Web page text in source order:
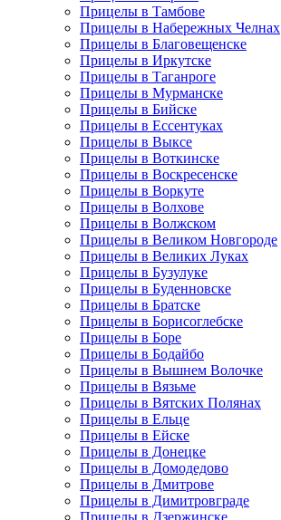
Прицелы в Тамбове
Прицелы в Набережных Челнах
Прицелы в Благовещенске
Прицелы в Иркутске
Прицелы в Таганроге
Прицелы в Мурманске
Прицелы в Бийске
Прицелы в Ессентуках
Прицелы в Выксе
Прицелы в Воткинске
Прицелы в Воскресенске
Прицелы в Воркуте
Прицелы в Волхове
Прицелы в Волжском
Прицелы в Великом Новгороде
Прицелы в Великих Луках
Прицелы в Бузулуке
Прицелы в Буденновске
Прицелы в Братске
Прицелы в Борисоглебске
Прицелы в Боре
Прицелы в Бодайбо
Прицелы в Вышнем Волочке
Прицелы в Вязьме
Прицелы в Вятских Полянах
Прицелы в Ельце
Прицелы в Ейске
Прицелы в Донецке
Прицелы в Домодедово
Прицелы в Дмитрове
Прицелы в Димитровграде
Прицелы в Дзержинске